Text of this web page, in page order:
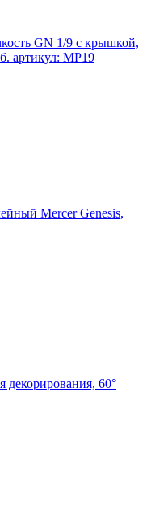
GN 1/9 с крышкой,
артикул: MP19
Mercer Genesis,
декорирования, 60°